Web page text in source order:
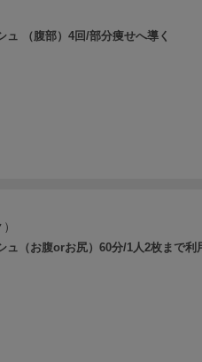
ュ （腹部）4回/部分痩せへ導く
ュ（お腹orお尻）60分/1人2枚まで利